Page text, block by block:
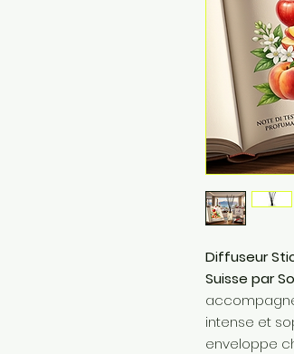
Diffuseur
Suisse par
intense et
enveloppe